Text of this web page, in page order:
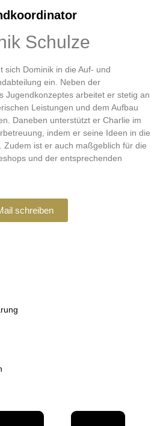
Schulze
sich Dominik in die Auf- und
ein. Neben der
Jugendkonzeptes arbeitet er stetig an
Leistungen und dem Aufbau
Daneben unterstützt er Charlie im
indem er seine Ideen in die
Zudem ist er auch maßgeblich für die
und der entsprechenden
schreiben